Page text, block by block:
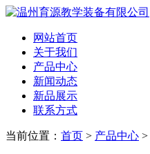
网站首页
关于我们
产品中心
新闻动态
新品展示
联系方式
当前位置： 首页 > 产品中心 >